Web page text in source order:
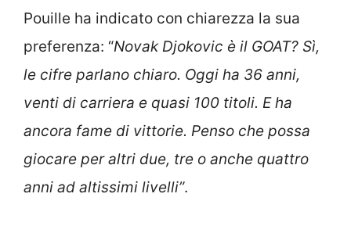
Pouille ha indicato con chiarezza la sua
preferenza: “Novak Djokovic è il GOAT? Sì,
le cifre parlano chiaro. Oggi ha 36 anni,
venti di carriera e quasi 100 titoli. E ha
ancora fame di vittorie. Penso che possa
giocare per altri due, tre o anche quattro
anni ad altissimi livelli”.